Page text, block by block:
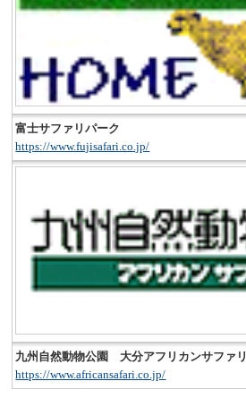
富士サファリパーク
https://www.fujisafari.co.jp/
九州自然動物公園 大分アフリカンサファリ
https://www.africansafari.co.jp/